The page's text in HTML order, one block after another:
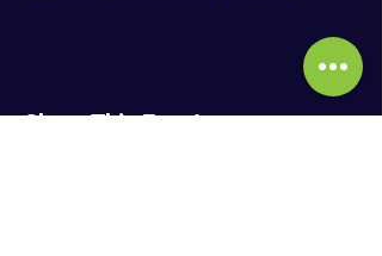
Share This Event